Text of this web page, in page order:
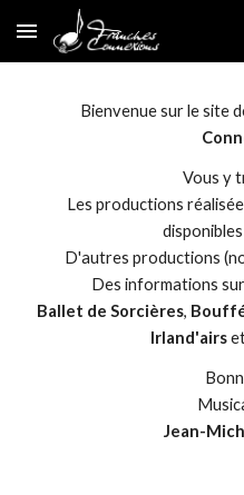
Skip to main content
Bienvenue sur le site
Vous y
Les productions
D'autres productions
Des informations
Ballet de Sorcières,
Irland'airs
Jean-